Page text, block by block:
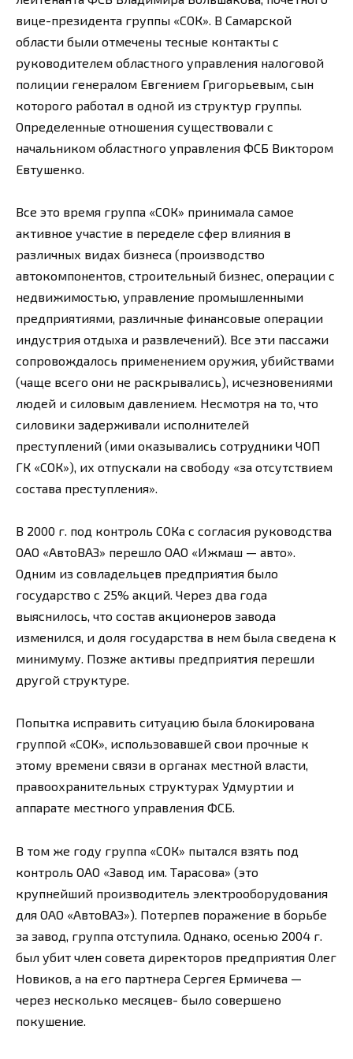
вице-президента группы «СОК». В Самарской
области были отмечены тесные контакты с
руководителем областного управления налоговой
полиции генералом Евгением Григорьевым, сын
которого работал в одной из структур группы.
Определенные отношения существовали с
начальником областного управления ФСБ Виктором
Евтушенко.
Все это время группа «СОК» принимала самое
активное участие в переделе сфер влияния в
различных видах бизнеса (производство
автокомпонентов, строительный бизнес, операции с
недвижимостью, управление промышленными
предприятиями, различные финансовые операции
индустрия отдыха и развлечений). Все эти пассажи
сопровождалось применением оружия, убийствами
(чаще всего они не раскрывались), исчезновениями
людей и силовым давлением. Несмотря на то, что
силовики задерживали исполнителей
преступлений (ими оказывались сотрудники ЧОП
ГК «СОК»), их отпускали на свободу «за отсутствием
состава преступления».
В 2000 г. под контроль СОКа с согласия руководства
ОАО «АвтоВАЗ» перешло ОАО «Ижмаш — авто».
Одним из совладельцев предприятия было
государство с 25% акций. Через два года
выяснилось, что состав акционеров завода
изменился, и доля государства в нем была сведена к
минимуму. Позже активы предприятия перешли
другой структуре.
Попытка исправить ситуацию была блокирована
группой «СОК», использовавшей свои прочные к
этому времени связи в органах местной власти,
правоохранительных структурах Удмуртии и
аппарате местного управления ФСБ.
В том же году группа «СОК» пытался взять под
контроль ОАО «Завод им. Тарасова» (это
крупнейший производитель электрооборудования
для ОАО «АвтоВАЗ»). Потерпев поражение в борьбе
за завод, группа отступила. Однако, осенью 2004 г.
был убит член совета директоров предприятия Олег
Новиков, а на его партнера Сергея Ермичева —
через несколько месяцев- было совершено
покушение.